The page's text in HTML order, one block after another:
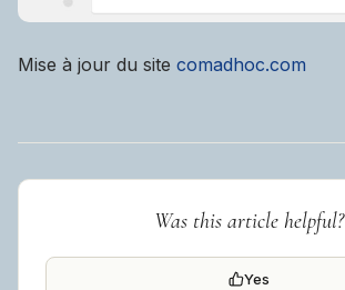
Mise à jour du site comadhoc.com
Was this article helpful?
Yes